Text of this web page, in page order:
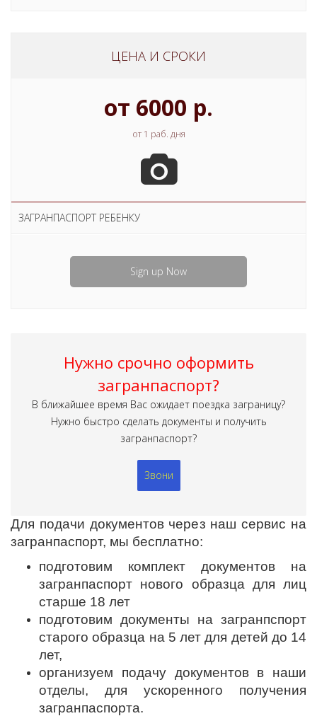
ЦЕНА И СРОКИ
от 6000 р.
от 1 раб. дня
ЗАГРАНПАСПОРТ РЕБЕНКУ
Sign up Now
Нужно срочно оформить
загранпаспорт?
В ближайшее время Вас ожидает поездка заграницу?
Нужно быстро сделать документы и получить
загранпаспорт?
Звони
Для подачи документов через наш сервис на
загранпаспорт, мы бесплатно:
подготовим комплект документов на
загранпаспорт нового образца для лиц
старше 18 лет
подготовим документы на загранпспорт
старого образца на 5 лет для детей до 14
лет,
организуем подачу документов в наши
отделы, для ускоренного получения
загранпаспорта.